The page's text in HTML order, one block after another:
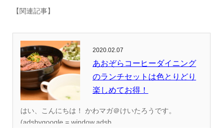
【関連記事】
2020.02.07
あおぞらコーヒーダイニング
のランチセットは色とりどり
楽しめてお得！
はい、こんにちは！ かわマガ＠けいたろうです。
(adsbygoogle = window.adsb...